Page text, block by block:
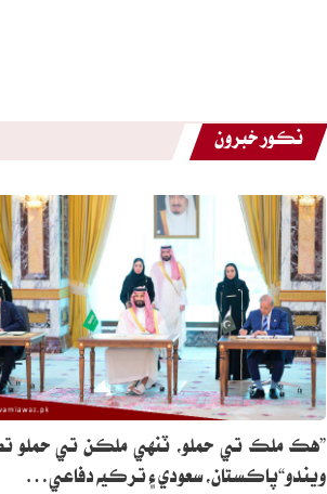
نڪور خبرون
”هڪ ملڪ تي حملو، ٽنهي ملڪن تي حملو
ويندو“پاڪستان، سعودي ۽ ترڪيه دفاعي…